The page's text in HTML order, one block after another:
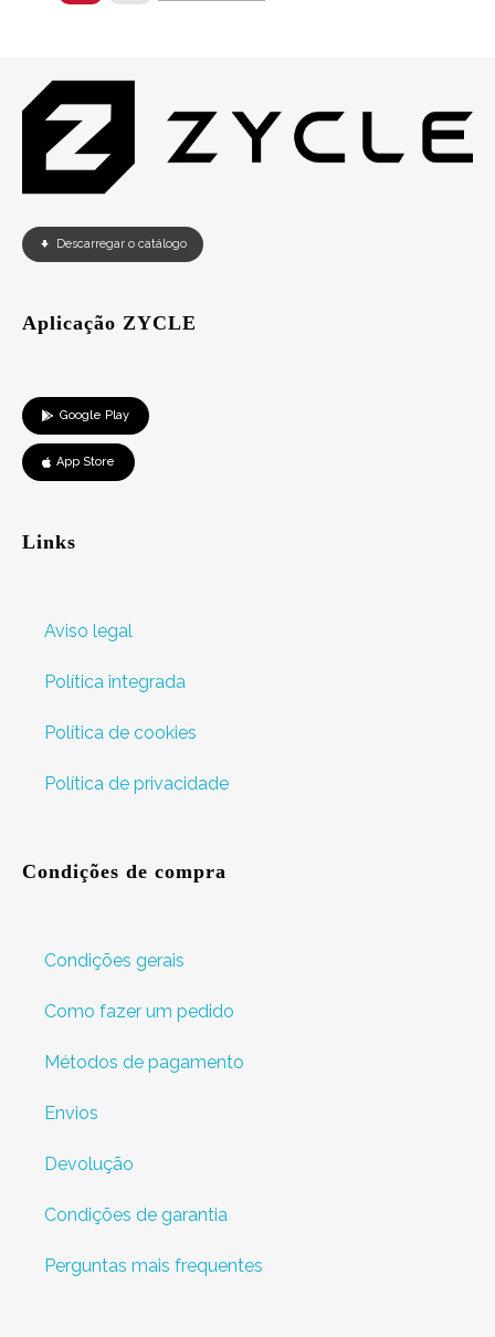
Descarregar o catálogo
Aplicação ZYCLE
Google Play
App Store
Links
Aviso legal
Política integrada
Política de cookies
Política de privacidade
Condições de compra
Condições gerais
Como fazer um pedido
Métodos de pagamento
Envios
Devolução
Condições de garantia
Perguntas mais frequentes